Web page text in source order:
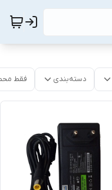
دسته‌بندی فقط